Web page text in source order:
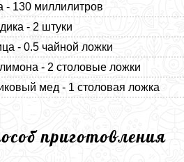
- 130 миллилитров
- 2 штуки
- 0.5 чайной ложки
- 2 столовые ложки
мед - 1 столовая ложка
приготовления